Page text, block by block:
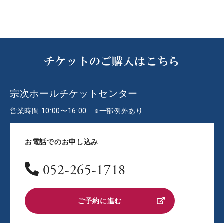
チケットのご購入はこちら
宗次ホールチケットセンター
営業時間 10:00〜16:00 ※一部例外あり
お電話でのお申し込み
052-265-1718
ご予約に進む